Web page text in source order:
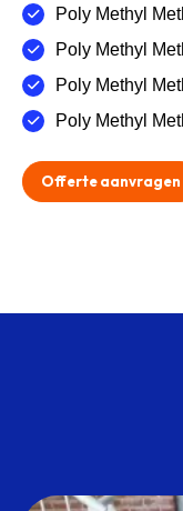
Poly Methyl
Poly Methyl
Poly Methyl
Poly Methyl
Offerte aanvragen